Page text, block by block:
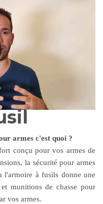
armes c'est quoi ?
conçu pour vos armes de
la sécurité pour armes
l'armoire à fusils donne une
munitions de chasse pour
vos armes.